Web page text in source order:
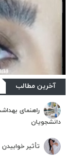
آخرین مطالب
راهنمای
دانشجویان
تأثیر